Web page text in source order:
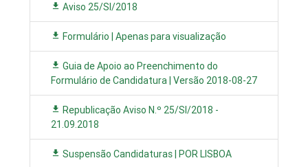
Aviso 25/SI/2018
Formulário | Apenas para visualização
Guia de Apoio ao Preenchimento do
Formulário de Candidatura | Versão 2018-08-27
Republicação Aviso N.º 25/SI/2018 -
21.09.2018
Suspensão Candidaturas | POR LISBOA